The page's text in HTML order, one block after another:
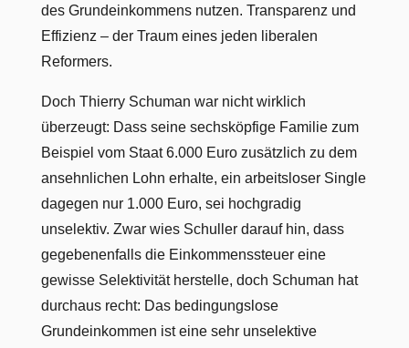
des Grundeinkommens nutzen. Transparenz und
Effizienz – der Traum eines jeden liberalen
Reformers.
Doch Thierry Schuman war nicht wirklich
überzeugt: Dass seine sechsköpfige Familie zum
Beispiel vom Staat 6.000 Euro zusätzlich zu dem
ansehnlichen Lohn erhalte, ein arbeitsloser Single
dagegen nur 1.000 Euro, sei hochgradig
unselektiv. Zwar wies Schuller darauf hin, dass
gegebenenfalls die Einkommenssteuer eine
gewisse Selektivität herstelle, doch Schuman hat
durchaus recht: Das bedingungslose
Grundeinkommen ist eine sehr unselektive